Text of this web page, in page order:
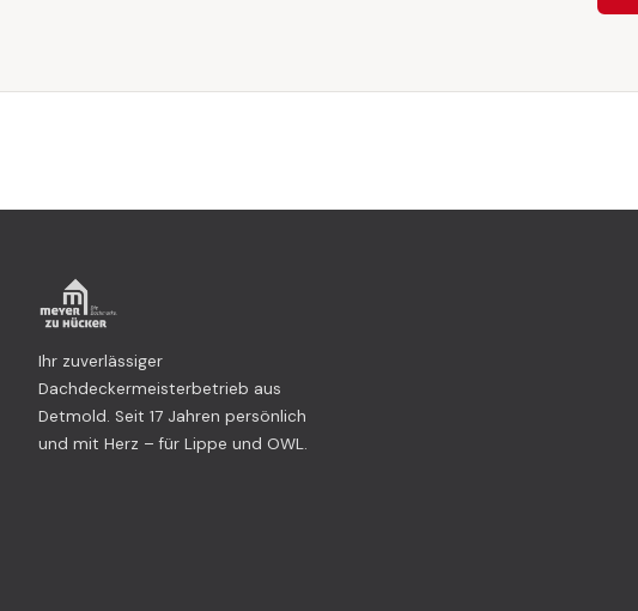
Ihr zuverlässiger
Dachdeckermeisterbetrieb aus
Detmold. Seit 17 Jahren persönlich
und mit Herz – für Lippe und OWL.